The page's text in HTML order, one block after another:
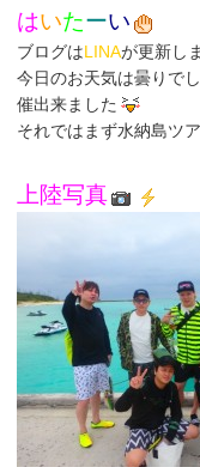
はいたーい
ブログはLINAが更新し
今日のお天気は曇りで
催出来ました
それではまず水納島ツ
上陸写真